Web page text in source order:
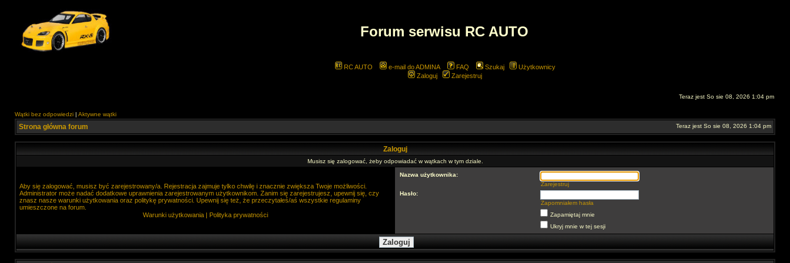
Forum serwisu RC AUTO
RC AUTO e-mail do ADMINA FAQ Szukaj
Użytkownicy
Zaloguj
Zarejestruj
Teraz jest So sie 08, 2026 1:04 pm
Wątki bez odpowiedzi | Aktywne wątki
Strona główna forum Teraz jest So sie 08, 2026 1:04 pm
Zaloguj
Musisz się zalogować, żeby odpowiadać w wątkach w tym dziale.
Aby się zalogować, musisz być zarejestrowany/a. Rejestracja zajmuje tylko chwilę i znacznie zwiększa Twoje możliwości.
Administrator może nadać dodatkowe uprawnienia zarejestrowanym użytkownikom. Zanim się zarejestrujesz, upewnij się, czy
znasz nasze warunki użytkowania oraz politykę prywatności. Upewnij się też, że przeczytałeś/aś wszystkie regulaminy
umieszczone na forum.
Warunki użytkowania | Polityka prywatności
Nazwa użytkownika:
Zarejestruj
Hasło:
Zapomniałem hasła
Zapamiętaj mnie
Ukryj mnie w tej sesji